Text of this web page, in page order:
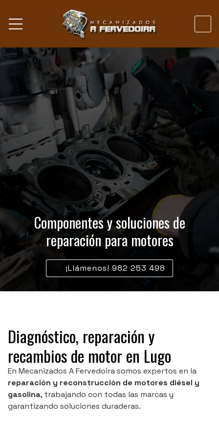
Componentes y soluciones de
reparación para motores
¡Llámenos! 982 253 498
Diagnóstico, reparación y
recambios de motor en Lugo
En Mecanizados A Fervedoira somos expertos en la
reparación y reconstrucción de motores diésel y
gasolina, trabajando con todas las marcas y
garantizando soluciones duraderas.